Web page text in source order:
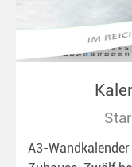
A3-